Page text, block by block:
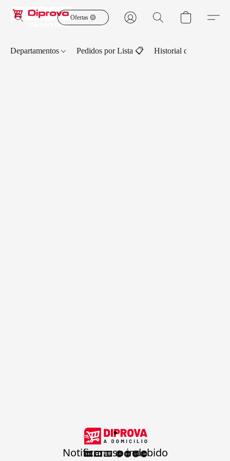
Ofertas 🟡
Departamentos Pedidos por Lista 📋 Historial de Pedidos
.
Notificar uso indebido